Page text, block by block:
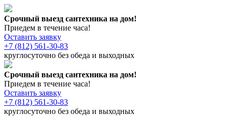
Срочный выезд сантехника на дом!
Приедем в течение часа!
Оставить заявку
+7 (812) 561-30-83
круглосуточно без обеда и выходных
Срочный выезд сантехника на дом!
Приедем в течение часа!
Оставить заявку
+7 (812) 561-30-83
круглосуточно без обеда и выходных